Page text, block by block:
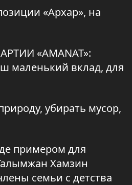
«Архар», на
«AMANAT»:
маленький вклад, для
убирать мусор,
примером для
Хамзин
семьи с детства